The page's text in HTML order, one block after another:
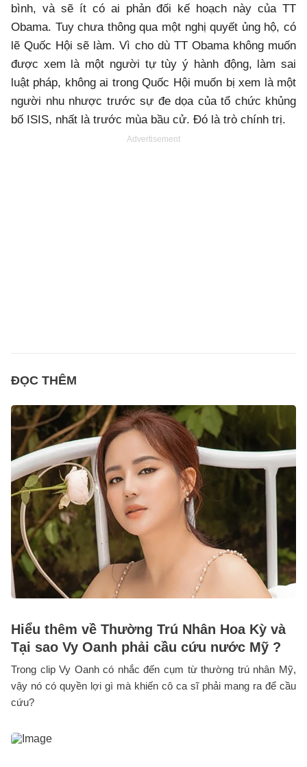
bình, và sẽ ít có ai phản đối kế hoạch này của TT
Obama. Tuy chưa thông qua một nghị quyết ủng hộ, có
lẽ Quốc Hội sẽ làm. Vì cho dù TT Obama không muốn
được xem là một người tự tùy ý hành động, làm sai
luật pháp, không ai trong Quốc Hội muốn bị xem là một
người nhu nhược trước sự đe dọa của tổ chức khủng
bố ISIS, nhất là trước mùa bầu cử. Đó là trò chính trị.
Advertisement
ĐỌC THÊM
Hiểu thêm về Thường Trú Nhân Hoa Kỳ và
Tại sao Vy Oanh phải cầu cứu nước Mỹ ?
Trong clip Vy Oanh có nhắc đến cụm từ thường trú nhân Mỹ,
vậy nó có quyền lợi gì mà khiến cô ca sĩ phải mang ra để cầu
cứu?